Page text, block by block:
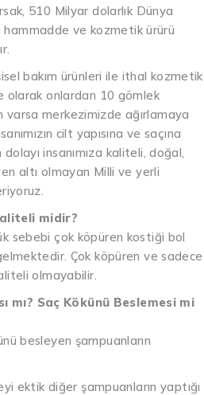
510 Milyar dolarlık Dünya
ve kozmetik ürürü
bakım ürünleri ile ithal kozmetik
olarak onlardan 10 gömlek
merkezimizde ağırlamaya
cilt yapısına ve saçına
insanımıza kaliteli, doğal,
altı olmayan Milli ve yerli
midir?
sebebi çok köpüren kostiği bol
Çok köpüren ve sadece
olmayabilir.
mı? Saç Kökünü Beslemesi mi
besleyen şampuanların
ektik diğer şampuanların yaptığı